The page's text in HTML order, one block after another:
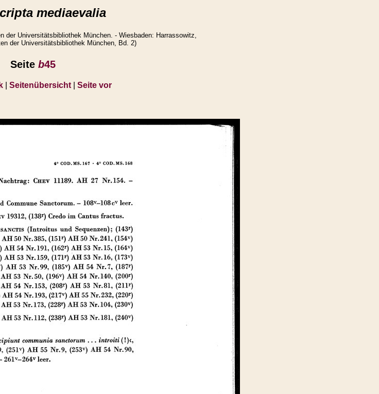
mediaevalia
der Universitätsbibliothek München. - Wiesbaden: Harrassowitz,
der Universitätsbibliothek München, Bd. 2)
Seite b45
| Seitenübersicht| Seite vor